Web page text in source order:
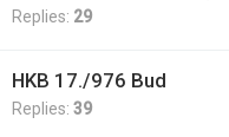
Replies: 29
HKB 17./976 Bud
Replies: 39